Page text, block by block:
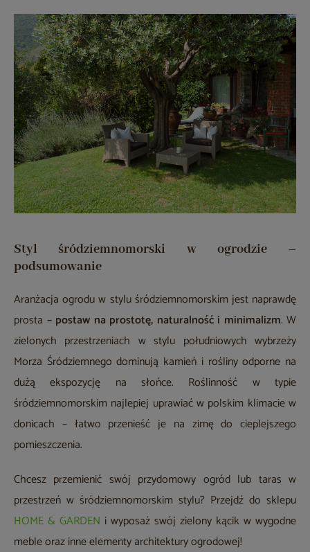
Styl śródziemnomorski w ogrodzie –
podsumowanie
Aranżacja ogrodu w stylu śródziemnomorskim jest naprawdę
prosta – postaw na prostotę, naturalność i minimalizm. W
zielonych przestrzeniach w stylu południowych wybrzeży
Morza Śródziemnego dominują kamień i rośliny odporne na
dużą ekspozycję na słońce. Roślinność w typie
śródziemnomorskim najlepiej uprawiać w polskim klimacie w
donicach – łatwo przenieść je na zimę do cieplejszego
pomieszczenia.
Chcesz przemienić swój przydomowy ogród lub taras w
przestrzeń w śródziemnomorskim stylu? Przejdź do sklepu
HOME & GARDEN i wyposaż swój zielony kącik w wygodne
meble oraz inne elementy architektury ogrodowej!